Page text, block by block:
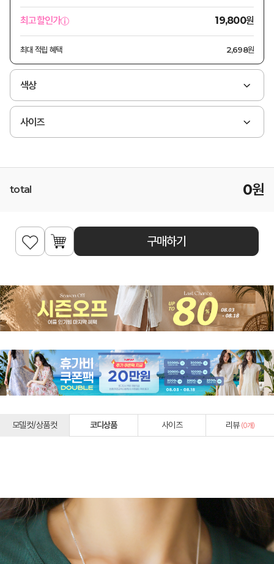
최고할인가 19,800원
최대 적립 혜택 2,698원
색상
사이즈
total 0원
구매하기
모델컷/상품컷 코디상품 사이즈 리뷰 (0개)